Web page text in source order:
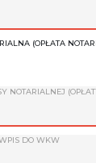
(OPŁATA
NOTARIALNEJ
DO WKW